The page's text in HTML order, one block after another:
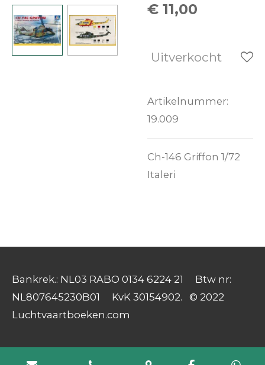
€ 11,00
Uitverkocht
Artikelnummer:
19.009
Ch-146 Griffon 1/72
Italeri
Bankrek.: NL03 RABO 0134 6224 21 Btw nr:
NL807645230B01 KvK 30154902. © 2022
Luchtvaartboeken.com